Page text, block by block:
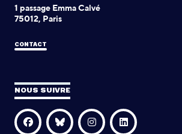
1 passage Emma Calvé
75012, Paris
CONTACT
NOUS SUIVRE